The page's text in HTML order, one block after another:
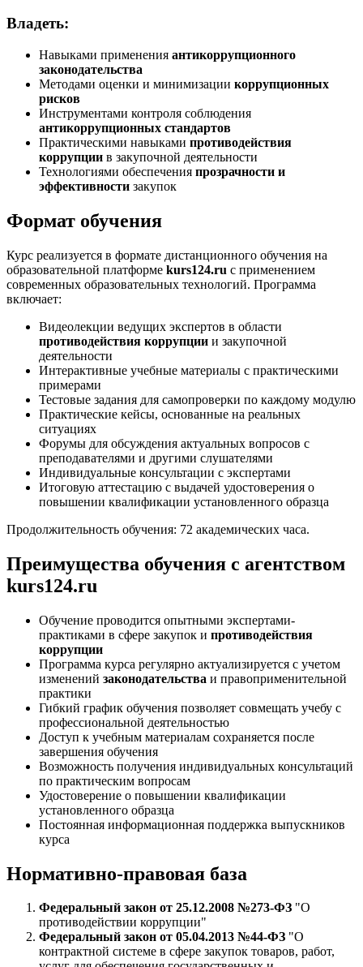
Владеть:
Навыками применения антикоррупционного
законодательства
Методами оценки и минимизации коррупционных
рисков
Инструментами контроля соблюдения
антикоррупционных стандартов
Практическими навыками противодействия
коррупции в закупочной деятельности
Технологиями обеспечения прозрачности и
эффективности закупок
Формат обучения
Курс реализуется в формате дистанционного обучения на
образовательной платформе kurs124.ru с применением
современных образовательных технологий. Программа
включает:
Видеолекции ведущих экспертов в области
противодействия коррупции и закупочной
деятельности
Интерактивные учебные материалы с практическими
примерами
Тестовые задания для самопроверки по каждому модулю
Практические кейсы, основанные на реальных
ситуациях
Форумы для обсуждения актуальных вопросов с
преподавателями и другими слушателями
Индивидуальные консультации с экспертами
Итоговую аттестацию с выдачей удостоверения о
повышении квалификации установленного образца
Продолжительность обучения: 72 академических часа.
Преимущества обучения с агентством
kurs124.ru
Обучение проводится опытными экспертами-
практиками в сфере закупок и противодействия
коррупции
Программа курса регулярно актуализируется с учетом
изменений законодательства и правоприменительной
практики
Гибкий график обучения позволяет совмещать учебу с
профессиональной деятельностью
Доступ к учебным материалам сохраняется после
завершения обучения
Возможность получения индивидуальных консультаций
по практическим вопросам
Удостоверение о повышении квалификации
установленного образца
Постоянная информационная поддержка выпускников
курса
Нормативно-правовая база
Федеральный закон от 25.12.2008 №273-ФЗ "О
противодействии коррупции"
Федеральный закон от 05.04.2013 №44-ФЗ "О
контрактной системе в сфере закупок товаров, работ,